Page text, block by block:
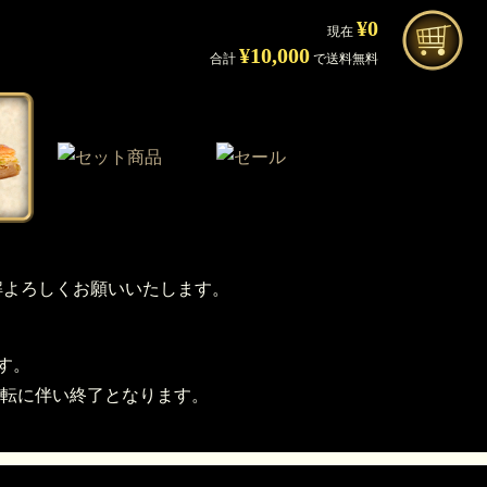
ろしくお願いいたします。
。
に伴い終了となります。
現在 ¥0
合計 ¥10,000 で送料無料